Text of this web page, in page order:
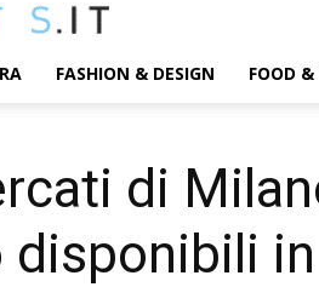
FASHION & DESIGN FOOD
di
disponibili